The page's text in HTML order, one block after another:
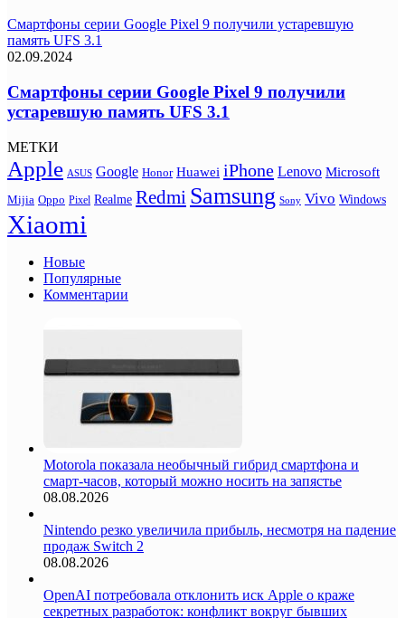
Смартфоны серии Google Pixel 9 получили устаревшую
память UFS 3.1
02.09.2024
Смартфоны серии Google Pixel 9 получили
устаревшую память UFS 3.1
МЕТКИ
Apple ASUS Google Honor Huawei iPhone Lenovo Microsoft
Mijia Oppo Pixel Realme Redmi Samsung Sony Vivo Windows
Xiaomi
Новые
Популярные
Комментарии
Motorola показала необычный гибрид смартфона и
смарт-часов, который можно носить на запястье
08.08.2026
Nintendo резко увеличила прибыль, несмотря на падение
продаж Switch 2
08.08.2026
OpenAI потребовала отклонить иск Apple о краже
секретных разработок: конфликт вокруг бывших